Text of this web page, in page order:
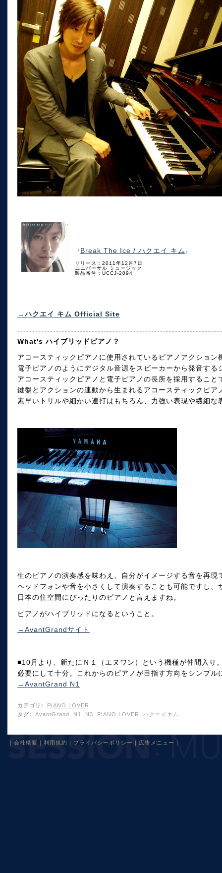
『 Break The Ice / ハクエイ キム 』
リリース：2011年12月7日
ユニバーサル ミュージック
製品番号：UCCJ-2094
→ハクエイ キム Official Site
What's ハイブリッドピアノ？
アコースティックピアノに使用されているピアノアクション
電子ピアノのようにデジタル音源をスピーカーから発音する
アコースティックピアノと電子ピアノの長所を採用すること
鍵盤とアクションの連動から生まれるアコースティックピ
素早いトリルや細かい連打はもちろん、力強い表現や繊細な
生のピアノの演奏感を味わえ、自分がイメージする音を再
ヘッドフォンや音を小さくして演奏することも可能ですし、
日本の住空間にぴったりのピアノと言えますね。
ピアノがハイブリッドになるということ。
→AvantGrandサイト
■10月より、新たにＮ１（エヌワン）という機種が仲間入り
必要にして十分。これからのピアノが目指す方向をシンプル
→AvantGrand N1
カテゴリ :
PIANO LOVER
タグ: AvantGrand N1 N3 PIANO LOVER ハクエイキム
会社概要 利用規約 プライバシーポリシー 広告メニュー